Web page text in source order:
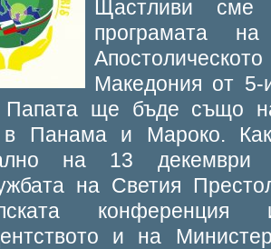
Щастливи
програмата
Македония от
Папата ще бъде също
Панама и Мароко.
на 13 декември
на Светия
и на